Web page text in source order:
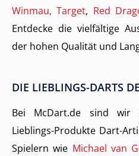
Winmau, Target, Red
Entdecke die vielfältige
der hohen Qualität und
DIE LIEBLINGS-DARTS
Bei McDart.de sind
Lieblings-Produkte Dart-
Spielern wie Michael van